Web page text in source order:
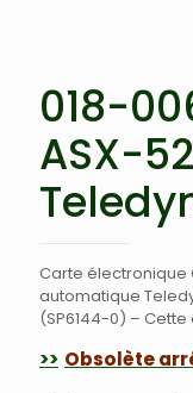
018-
ASX-
Carte électronique
automatique
(SP6144-0) –
Obsolète